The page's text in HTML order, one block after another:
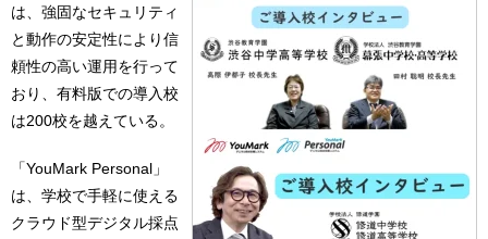
は、強固なセキュリティ
と動作の安定性により信
頼性の高い運用を行って
おり、有料版での導入校
は200校を越えている。
「YouMark Personal」
は、学校で手軽に使える
クラウド型デジタル採点